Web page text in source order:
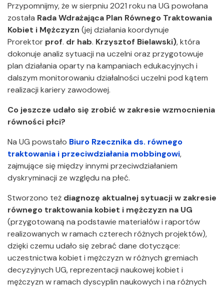
Przypomnijmy, że w sierpniu 2021 roku na UG powołana
została Rada Wdrażająca Plan Równego Traktowania
Kobiet i Mężczyzn (jej działania koordynuje
Prorektor prof. dr hab. Krzysztof Bielawski), która
dokonuje analiz sytuacji na uczelni oraz przygotowuje
plan działania oparty na kampaniach edukacyjnych i
dalszym monitorowaniu działalności uczelni pod kątem
realizacji kariery zawodowej.
Co jeszcze udało się zrobić w zakresie wzmocnienia
równości płci?
Na UG powstało Biuro Rzecznika ds. równego
traktowania i przeciwdziałania mobbingowi,
zajmujące się między innymi przeciwdziałaniem
dyskryminacji ze względu na płeć.
Stworzono też diagnozę aktualnej sytuacji w zakresie
równego traktowania kobiet i mężczyzn na UG
(przygotowaną na podstawie materiałów i raportów
realizowanych w ramach czterech różnych projektów),
dzięki czemu udało się zebrać dane dotyczące:
uczestnictwa kobiet i mężczyzn w różnych gremiach
decyzyjnych UG, reprezentacji naukowej kobiet i
mężczyzn w ramach dyscyplin naukowych i na różnych